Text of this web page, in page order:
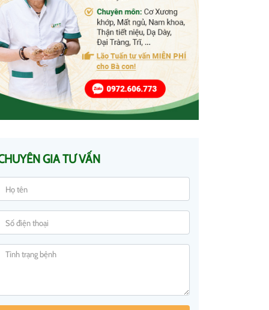
GIA TƯ VẤN